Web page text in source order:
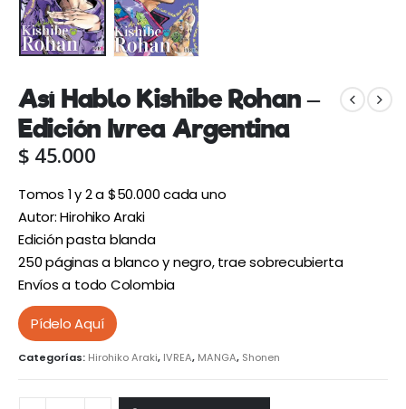
Así Hablo Kishibe Rohan –
Edición Ivrea Argentina
$ 45.000
Tomos 1 y 2 a $50.000 cada uno
Autor: Hirohiko Araki
Edición pasta blanda
250 páginas a blanco y negro, trae sobrecubierta
Envíos a todo Colombia
Pídelo Aquí
Categorías: Hirohiko Araki, IVREA, MANGA, Shonen